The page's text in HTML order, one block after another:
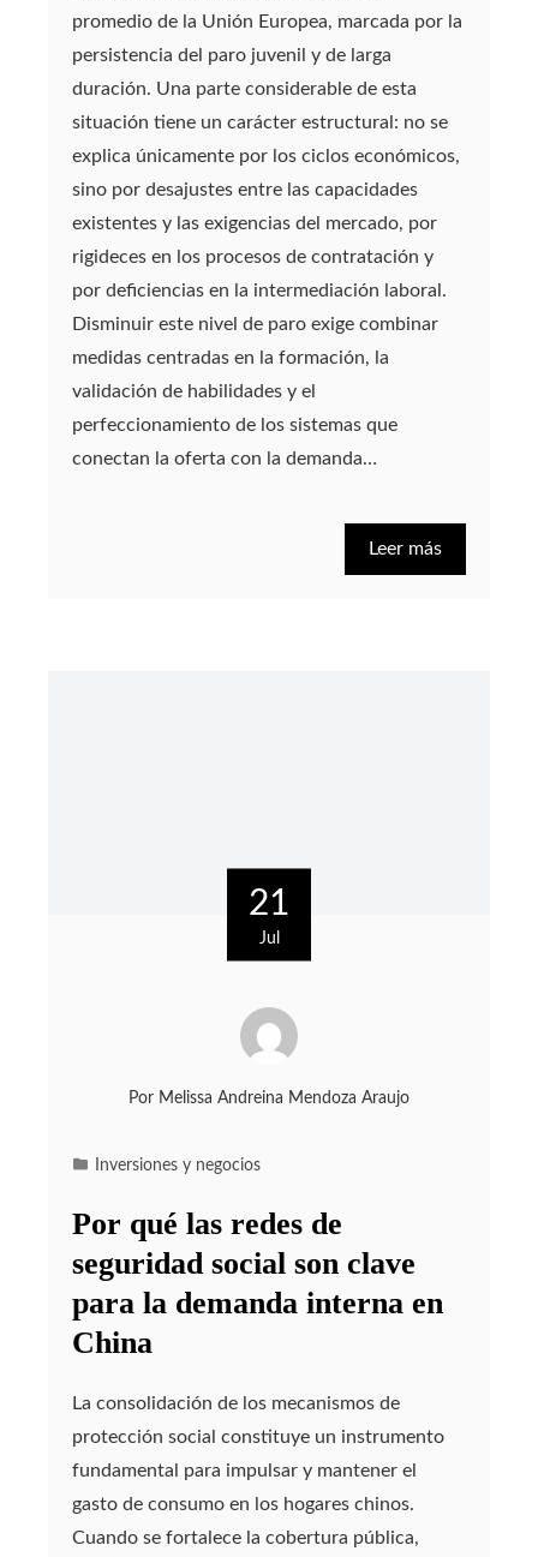
promedio de la Unión Europea, marcada por la
persistencia del paro juvenil y de larga
duración. Una parte considerable de esta
situación tiene un carácter estructural: no se
explica únicamente por los ciclos económicos,
sino por desajustes entre las capacidades
existentes y las exigencias del mercado, por
rigideces en los procesos de contratación y
por deficiencias en la intermediación laboral.
Disminuir este nivel de paro exige combinar
medidas centradas en la formación, la
validación de habilidades y el
perfeccionamiento de los sistemas que
conectan la oferta con la demanda…
Leer más
21
Jul
Por Melissa Andreina Mendoza Araujo
Inversiones y negocios
Por qué las redes de
seguridad social son clave
para la demanda interna en
China
La consolidación de los mecanismos de
protección social constituye un instrumento
fundamental para impulsar y mantener el
gasto de consumo en los hogares chinos.
Cuando se fortalece la cobertura pública,